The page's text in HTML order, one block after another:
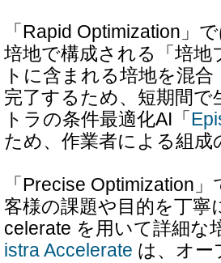
「Rapid Optimization」
培地で構成される「培
トに含まれる培地を混
完了するため、短期間
トラの条件最適化AI「
ため、作業者による組成
「Precise Optimization
客様の課題や目的を丁
celerate を用いて詳細な
istra Accelerate は、オー